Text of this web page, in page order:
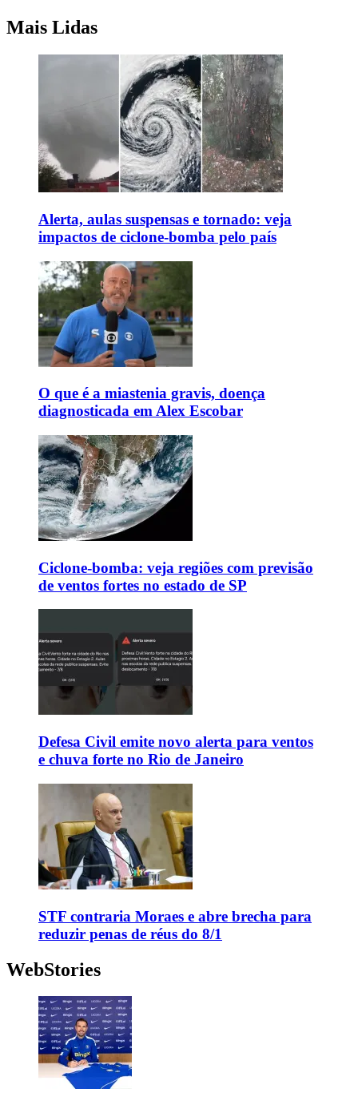
Mais Lidas
Alerta, aulas suspensas e tornado: veja
impactos de ciclone-bomba pelo país
O que é a miastenia gravis, doença
diagnosticada em Alex Escobar
Ciclone-bomba: veja regiões com previsão
de ventos fortes no estado de SP
Defesa Civil emite novo alerta para ventos
e chuva forte no Rio de Janeiro
STF contraria Moraes e abre brecha para
reduzir penas de réus do 8/1
WebStories